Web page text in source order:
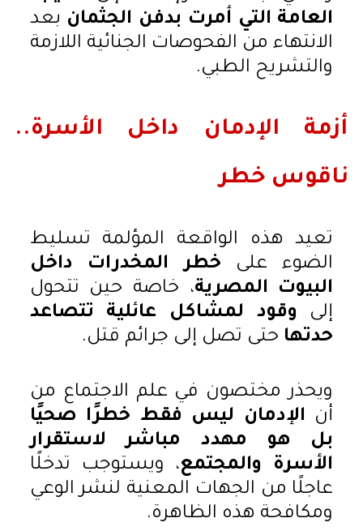
العامة التي أمرت بدفن الجثمان بعد
الانتهاء من الفحوصات الجنائية اللازمة
والتشريح الطبي.
أزمة الإدمان داخل الأسرة..
ناقوس خطر
تعيد هذه الواقعة المؤلمة تسليط
الضوء على خطر المخدرات داخل
البيوت المصرية، خاصة حين تتحول
إلى وقود لمشاكل عائلية تتصاعد
حدتها حتى تصل إلى جرائم قتل.
ويحذر مختصون في علم الاجتماع من
أن الإدمان ليس فقط خطرًا صحيًا
بل هو مهدد مباشر لاستقرار
الأسرة والمجتمع، ويستوجب تدخلًا
عاجلًا من الجهات المعنية لنشر الوعي
ومكافحة هذه الظاهرة.